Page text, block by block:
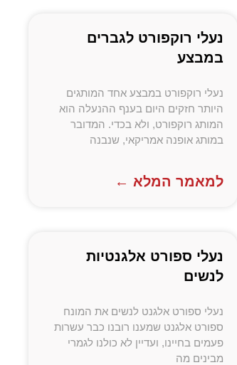
נעלי רוקפורט לגברים
במבצע
נעלי רוקפורט במבצע אחד המותגים
היותר חזקים היום בענף ההנעלה הוא
המותג רוקפורט, ולא בכדי. המדובר
במותג אופנה אמריקאי, שנבנה
למאמר המלא ←
נעלי ספורט אלגנטיות
לנשים
נעלי ספורט אלגנט לנשים את המונח
ספורט אלגנט שמענו רובנו כבר עשרות
פעמים בחיינו, ועדיין לא כולנו לגמרי
מבינים מה